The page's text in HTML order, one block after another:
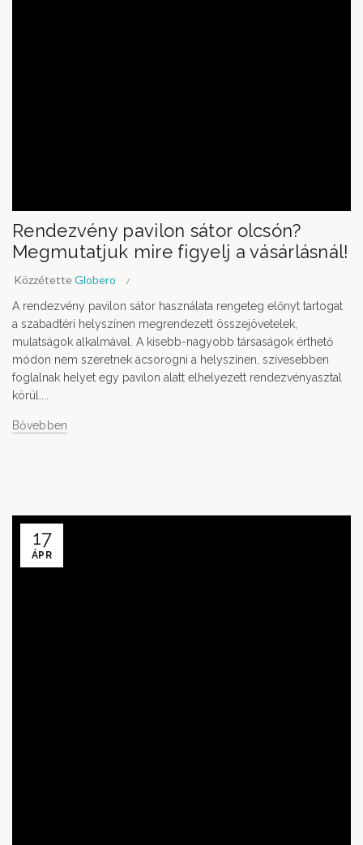
Rendezvény pavilon sátor olcsón?
Megmutatjuk mire figyelj a vásárlásnál!
KözzétetteGlobero
A rendezvény pavilon sátor használata rengeteg előnyt tartogat
a szabadtéri helyszínen megrendezett összejövetelek,
mulatságok alkalmával. A kisebb-nagyobb társaságok érthető
módon nem szeretnek ácsorogni a helyszínen, szívesebben
foglalnak helyet egy pavilon alatt elhelyezett rendezvényasztal
körül....
Bővebben
17
ÁPR